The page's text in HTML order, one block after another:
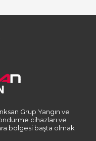
Grup Yangın ve
cihazları ve
bölgesi başta olmak